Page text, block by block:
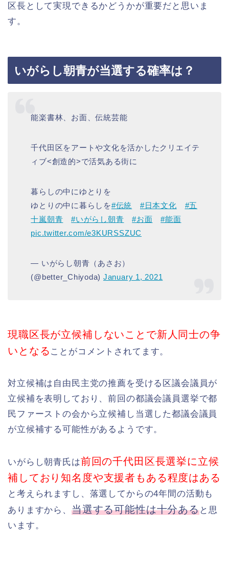
区長として実現できるかどうかが重要だと思いま
す。
いがらし朝青が当選する確率は？
能楽書林、お面、伝統芸能
千代田区をアートや文化を活かしたクリエイテ
ィブ<創造的>で活気ある街に
暮らしの中にゆとりを
ゆとりの中に暮らしを#伝統 #日本文化
#五
十嵐朝青
#いがらし朝青 #お面
#能面
pic.twitter.com/e3KURSSZUC
— いがらし朝青（あさお）
(@better_Chiyoda) January 1, 2021
現職区長が立候補しないことで新人同士の争
いとなる ことがコメントされてます。
対立候補は自由民主党の推薦を受ける区議会議員が
立候補を表明しており、前回の都議会議員選挙で都
民ファーストの会から立候補し当選した都議会議員
が立候補する可能性があるようです。
いがらし朝青氏は前回の千代田区長選挙に立候
補しており知名度や支援者もある程度はある
と考えられますし、落選してからの4年間の活動も
ありますから、 当選する可能性は十分あると思
います。